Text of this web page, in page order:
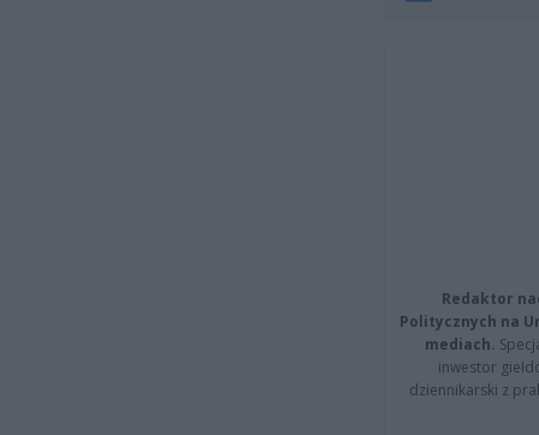
Redaktor
Politycznych na
mediach.
inwestor
dziennikarski z